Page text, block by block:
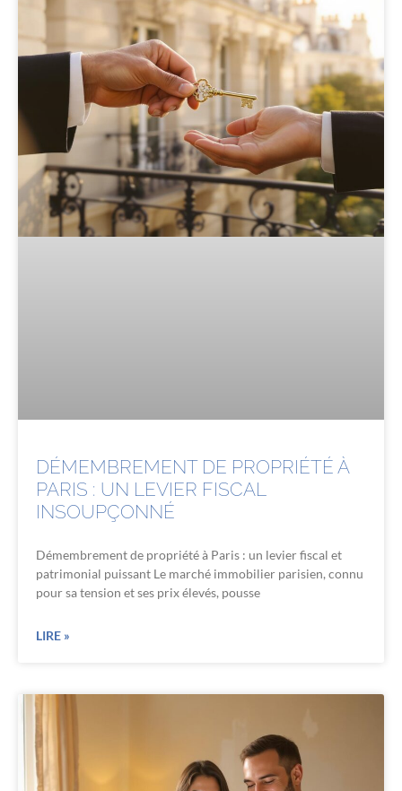
DÉMEMBREMENT DE PROPRIÉTÉ À
PARIS : UN LEVIER FISCAL
INSOUPÇONNÉ
Démembrement de propriété à Paris : un levier fiscal et
patrimonial puissant Le marché immobilier parisien, connu
pour sa tension et ses prix élevés, pousse
LIRE »